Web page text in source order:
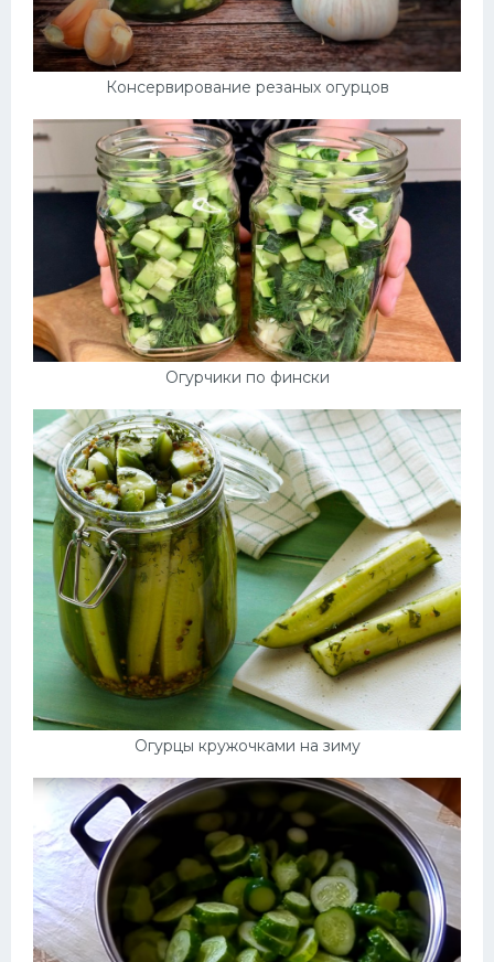
Консервирование резаных огурцов
Огурчики по фински
Огурцы кружочками на зиму